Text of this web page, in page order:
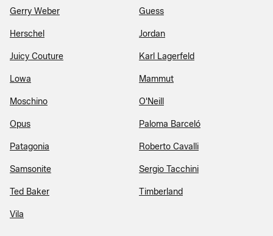
Gerry Weber Guess
Herschel Jordan
Juicy Couture Karl Lagerfeld
Lowa Mammut
Moschino O'Neill
Opus Paloma Barceló
Patagonia Roberto Cavalli
Samsonite Sergio Tacchini
Ted Baker Timberland
Vila